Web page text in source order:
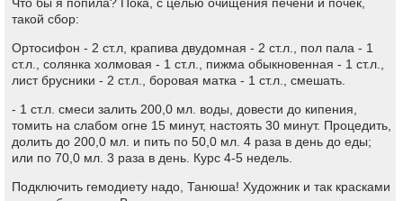
такой сбор:
Ортосифон - 2 ст.л, крапива двудомная - 2 ст.л., пол пала - 1
ст.л., солянка холмовая - 1 ст.л., пижма обыкновенная - 1 ст.л.,
лист брусники - 2 ст.л., боровая матка - 1 ст.л., смешать.
- 1 ст.л. смеси залить 200,0 мл. воды, довести до кипения,
томить на слабом огне 15 минут, настоять 30 минут. Процедить,
долить до 200,0 мл. и пить по 50,0 мл. 4 раза в день до еды;
или по 70,0 мл. 3 раза в день. Курс 4-5 недель.
Подключить гемодиету надо, Танюша! Художник и так красками